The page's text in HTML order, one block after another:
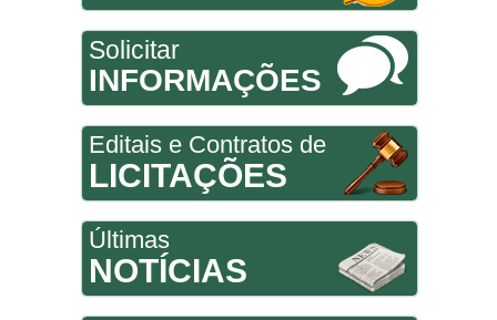
Solicitar
INFORMAÇÕES
Editais e Contratos de
LICITAÇÕES
Últimas
NOTÍCIAS